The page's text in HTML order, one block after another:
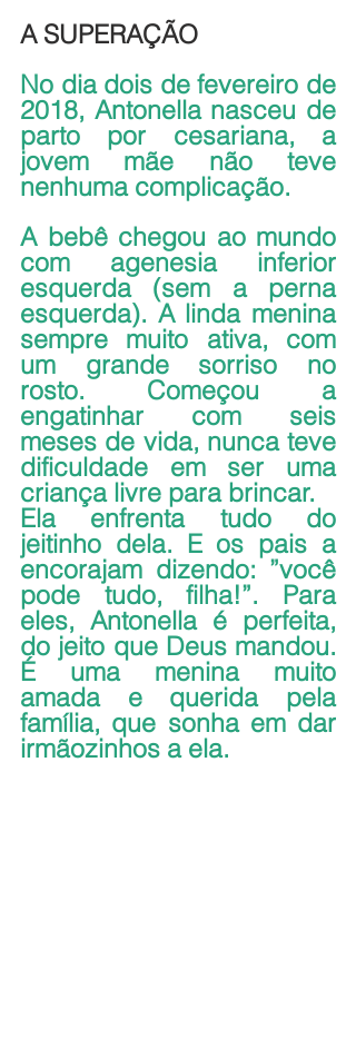
A SUPERAÇÃO
No dia dois de fevereiro de
2018, Antonella nasceu de
parto por cesariana, a
jovem mãe não teve
nenhuma complicação.
A bebê chegou ao mundo
com agenesia inferior
esquerda (sem a perna
esquerda). A linda menina
sempre muito ativa, com
um grande sorriso no
rosto. Começou a
engatinhar com seis
meses de vida, nunca teve
dificuldade em ser uma
criança livre para brincar.
Ela enfrenta tudo do
jeitinho dela. E os pais a
encorajam dizendo: ”você
pode tudo, filha!”. Para
eles, Antonella é perfeita,
do jeito que Deus mandou.
É uma menina muito
amada e querida pela
família, que sonha em dar
irmãozinhos a ela.